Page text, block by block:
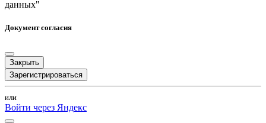
данных"
Документ согласия
Закрыть
Зарегистрироваться
или
Войти через Яндекс